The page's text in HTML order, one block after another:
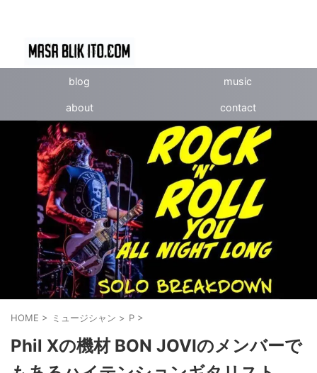
blog music
about contact
HOME > ミュージシャン > P >
Phil Xの機材 BON JOVIのメンバーで